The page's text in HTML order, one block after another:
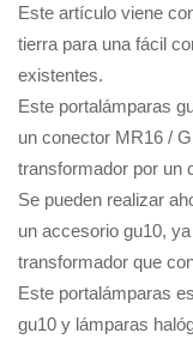
Este artículo viene
tierra para una fácil
existentes.
Este portalámparas
un conector MR16 /
transformador por un
Se pueden realizar
un accesorio gu10,
transformador que
Este portalámparas
gu10 y lámparas